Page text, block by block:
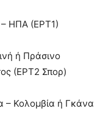
– ΗΠΑ (ΕΡΤ1)
ή Πράσινο
(ΕΡΤ2 Σπορ)
– Κολομβία ή Γκάνα